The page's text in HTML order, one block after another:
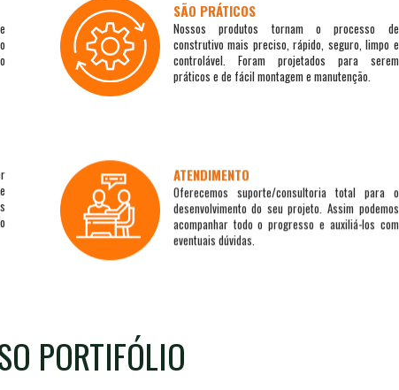
SÃO PRÁTICOS
Nossos produtos tornam o processo de
construtivo mais preciso, rápido, seguro, limpo e
controlável. Foram projetados para serem
práticos e de fácil montagem e manutenção.
ATENDIMENTO
Oferecemos suporte/consultoria total para o
desenvolvimento do seu projeto. Assim podemos
acompanhar todo o progresso e auxiliá-los com
eventuais dúvidas.
PORTIFÓLIO